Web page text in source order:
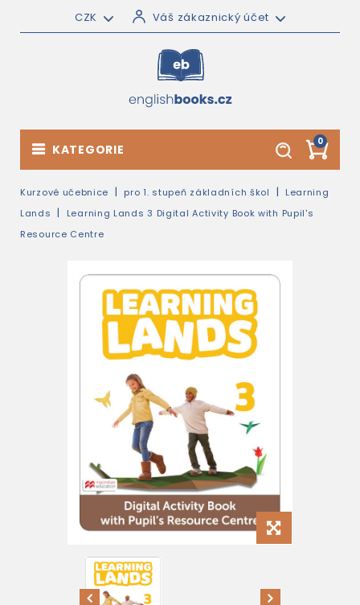
CZK Váš zákaznický účet
0
KATEGORIE
Kurzové učebnice pro 1. stupeň základních škol
Learning
Lands
Learning Lands 3 Digital Activity Book with Pupil's
Resource Centre